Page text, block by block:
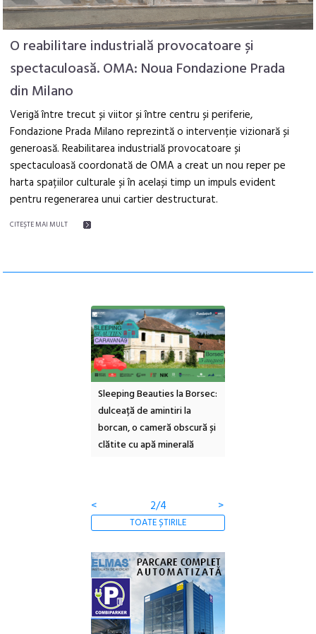
O reabilitare industrială provocatoare și
spectaculoasă. OMA: Noua Fondazione Prada
din Milano
Verigă între trecut și viitor și între centru și periferie,
Fondazione Prada Milano reprezintă o intervenție vizionară și
generoasă. Reabilitarea industrială provocatoare și
spectaculoasă coordonată de OMA a creat un nou reper pe
harta spațiilor culturale și în același timp un impuls evident
pentru regenerarea unui cartier destructurat.
CITEŞTE MAI MULT
Sleeping Beauties la Borsec:
dulceață de amintiri la
borcan, o cameră obscură și
clătite cu apă minerală
< 2/4 >
TOATE ȘTIRILE